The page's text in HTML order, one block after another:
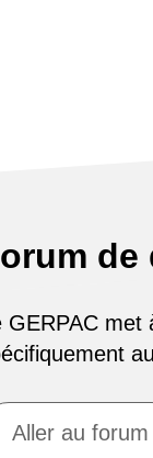
GERPAC met
Aller au forum